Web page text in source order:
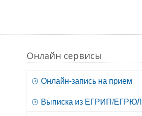
Онлайн сервисы
Онлайн-запись на прием
Выписка из ЕГРИП/ЕГРЮЛ